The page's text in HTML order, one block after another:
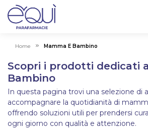
Home Mamma E Bambino
Scopri i prodotti dedicati
Bambino
In questa pagina trovi una selezione di
accompagnare la quotidianità di
offrendo soluzioni utili per prendersi
ogni giorno con qualità e attenzione.